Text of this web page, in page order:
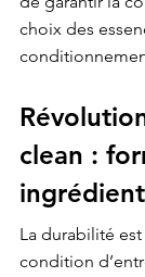
choix des
clean :
La durabilité
condition